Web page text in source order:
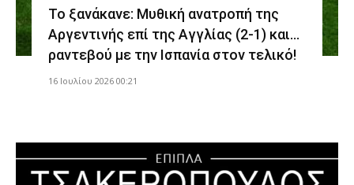
Το ξανάκανε: Μυθική ανατροπή της
Αργεντινής επί της Αγγλίας (2-1) και…
ραντεβού με την Ισπανία στον τελικό!
16 Ιουλίου 2026 00:21